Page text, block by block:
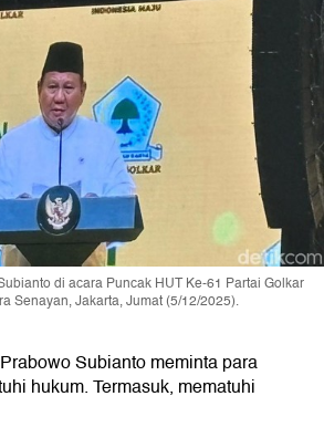
di acara Puncak HUT Ke-61 Partai Golkar
Senayan, Jakarta, Jumat (5/12/2025).
Subianto meminta para
hukum. Termasuk, mematuhi